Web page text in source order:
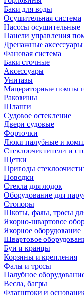
Баки для воды
Осушительная система
Насосы осушительные
Панели управления
Дренажные аксессуары
Фановая система
Баки сточные
Аксессуары
Унитазы
Мацераторные помпы
Раковины
Шланги
Судовое остекление
Двери судовые
Форточки
Люки палубные и
Стеклоочистители и
Щетки
Приводы
Поводки
Стекла для лодок
Оборудование для
Стопоры
Шкоты, фалы, тросы
Якорно-швартовое
Якорное оборудование
Швартовое
Буи и кранцы
Корзины и крепления
Фалы и тросы
Палубное
Весла, багры
Флагштоки и